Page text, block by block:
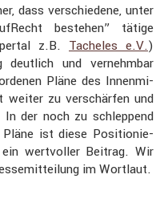
dass verschie­dene, unter
bestehen” tätige
z.B. Tacheles e.V.)
und vernehmbar
Pläne des Innen­mi­
weiter zu verschärfen und
der noch zu schlep­pend
Pläne ist diese Positio­nie­
wertvoller Beitrag. Wir
im Wortlaut.